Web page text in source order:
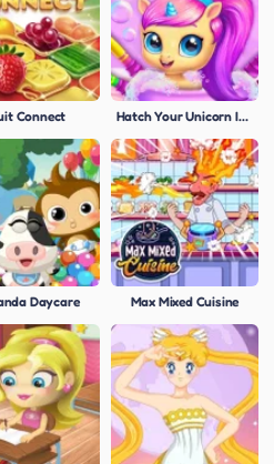
Connect Hatch Your Unicorn Idol
Daycare Max Mixed Cuisine